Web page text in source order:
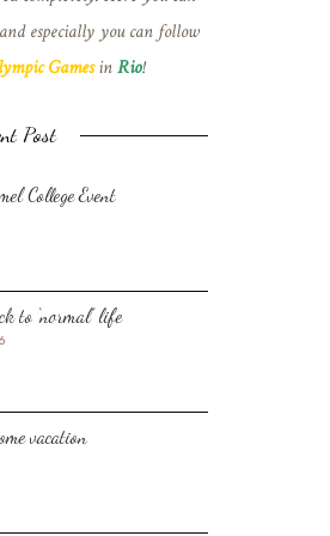
especially you can follow
GamesinRio!
Post
College Event
to ‘normal’ life
vacation